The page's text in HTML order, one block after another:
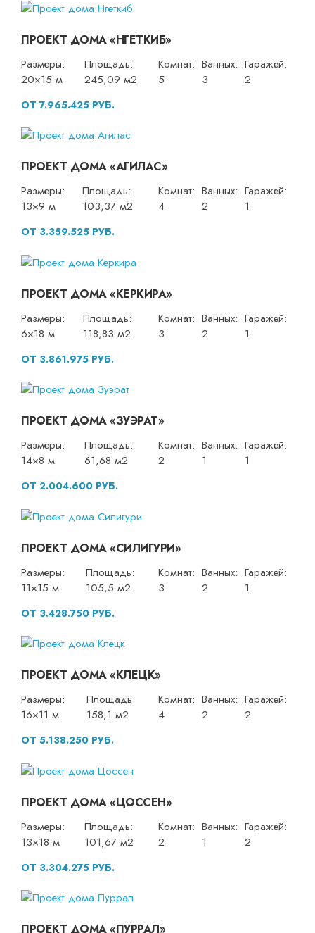
ПРОЕКТ ДОМА «НГЕТКИБ»
Размеры:
20×15 м
Площадь:
245,09 м2
Комнат:
5
Ванных:
3
Гаражей:
2
ОТ 7.965.425 РУБ.
ПРОЕКТ ДОМА «АГИЛАС»
Размеры:
13×9 м
Площадь:
103,37 м2
Комнат:
4
Ванных:
2
Гаражей:
1
ОТ 3.359.525 РУБ.
ПРОЕКТ ДОМА «КЕРКИРА»
Размеры:
6×18 м
Площадь:
118,83 м2
Комнат:
3
Ванных:
2
Гаражей:
1
ОТ 3.861.975 РУБ.
ПРОЕКТ ДОМА «ЗУЭРАТ»
Размеры:
14×8 м
Площадь:
61,68 м2
Комнат:
2
Ванных:
1
Гаражей:
1
ОТ 2.004.600 РУБ.
ПРОЕКТ ДОМА «СИЛИГУРИ»
Размеры:
11×15 м
Площадь:
105,5 м2
Комнат:
3
Ванных:
2
Гаражей:
1
ОТ 3.428.750 РУБ.
ПРОЕКТ ДОМА «КЛЕЦК»
Размеры:
16×11 м
Площадь:
158,1 м2
Комнат:
4
Ванных:
2
Гаражей:
2
ОТ 5.138.250 РУБ.
ПРОЕКТ ДОМА «ЦОССЕН»
Размеры:
13×18 м
Площадь:
101,67 м2
Комнат:
2
Ванных:
1
Гаражей:
2
ОТ 3.304.275 РУБ.
ПРОЕКТ ДОМА «ПУРРАЛ»